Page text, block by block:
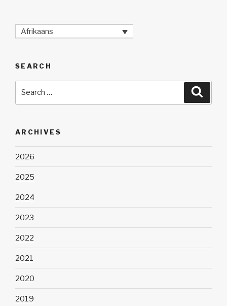
Afrikaans
SEARCH
ARCHIVES
2026
2025
2024
2023
2022
2021
2020
2019